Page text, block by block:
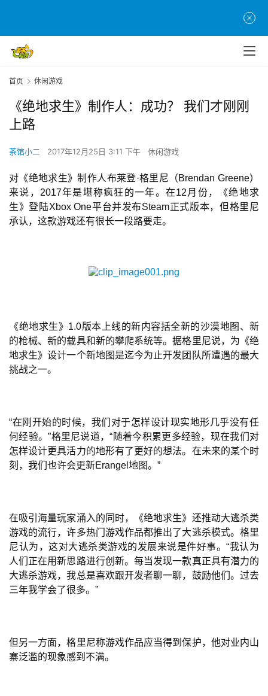
首
页
创
首页 休闲游戏
《绝地求生》制作人：成功？ 我们才刚刚
上路
茶馆小二 2017年12月25日 3:11 下午 休闲游戏
对《绝地求生》制作人布莱登·格里尼（Brendan Greene）
来说，2017年是堪称疯狂的一年。在12月份，《绝地求
生》登陆Xbox One平台并发布Steam正式版本，但格里尼
承认，这款游戏还有很长一段路要走。
《绝地求生》1.0版本上线的新内容括全新的沙漠地图、新
的枪械、新的载具和新的攀爬系统等。据格里尼说，为《绝
地求生》设计一个新地图是迄今为止开发团队所遭遇的最大
挑战之一。
“在刚开始的时候，我们对于怎样设计现实地形几乎没有任
何经验。”格里尼说道，“随着今积累更多经验，现在我们对
怎样设计更具活力的地形有了更好的想法。在未来的某个时
刻，我们也许会更新Erangel地图。”
在吸引海量玩家涌入的同时，《绝地求生》还推动大逃杀类
游戏的流行，许多热门游戏作品都推出了大逃杀模式。格里
尼认为，这对大逃杀类游戏的发展来说是件好事。“我认为
人们正在用新思路进行创新。每当发现一款真正具有潜力的
大逃杀游戏，我总是喜欢跟开发者聊一聊，鼓励他们。过去
三年我学会了很多。”
但另一方面，格里尼称游戏作品应当得到保护，他对业内山
寨泛滥的现象感到不满。